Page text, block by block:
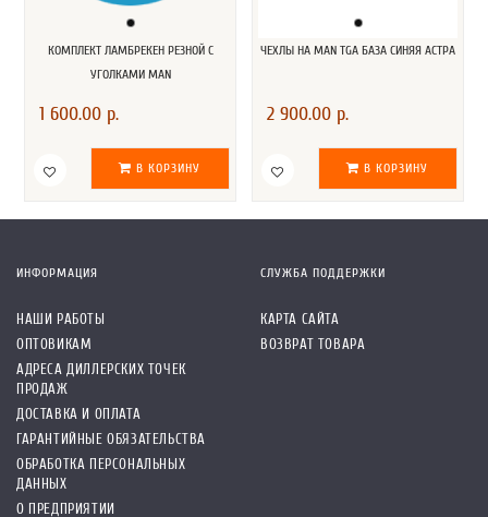
КОМПЛЕКТ ЛАМБРЕКЕН РЕЗНОЙ С
УГОЛКАМИ MAN
1 600.00 р.
В КОРЗИНУ
ЧЕХЛЫ НА MAN TGA БАЗА СИНЯЯ АСТРА
2 900.00 р.
В КОРЗИНУ
ИНФОРМАЦИЯ
НАШИ РАБОТЫ
ОПТОВИКАМ
АДРЕСА ДИЛЛЕРСКИХ ТОЧЕК
ПРОДАЖ
ДОСТАВКА И ОПЛАТА
ГАРАНТИЙНЫЕ ОБЯЗАТЕЛЬСТВА
ОБРАБОТКА ПЕРСОНАЛЬНЫХ
ДАННЫХ
О ПРЕДПРИЯТИИ
СЛУЖБА ПОДДЕРЖКИ
КАРТА САЙТА
ВОЗВРАТ ТОВАРА